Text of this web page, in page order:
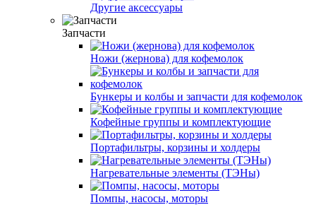
Другие аксессуары
Запчасти
Ножи (жернова) для кофемолок
Бункеры и колбы и запчасти для кофемолок
Кофейные группы и комплектующие
Портафильтры, корзины и холдеры
Нагревательные элементы (ТЭНы)
Помпы, насосы, моторы